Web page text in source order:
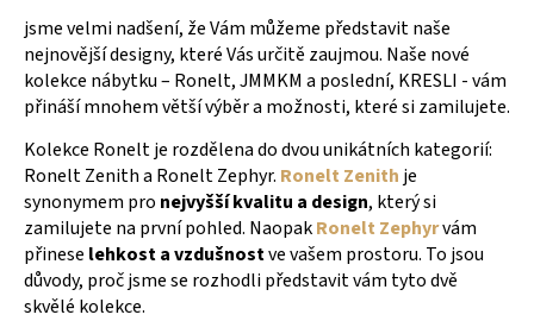
jsme velmi nadšení, že Vám můžeme představit naše
nejnovější designy, které Vás určitě zaujmou. Naše nové
kolekce nábytku – Ronelt, JMMKM a poslední, KRESLI - vám
přináší mnohem větší výběr a možnosti, které si zamilujete.
Kolekce Ronelt je rozdělena do dvou unikátních kategorií:
Ronelt Zenith a Ronelt Zephyr. Ronelt Zenith je
synonymem pro nejvyšší kvalitu a design, který si
zamilujete na první pohled. NaopakRonelt Zephyrvám
přinese lehkost a vzdušnostve vašem prostoru. To jsou
důvody, proč jsme se rozhodli představit vám tyto dvě
skvělé kolekce.